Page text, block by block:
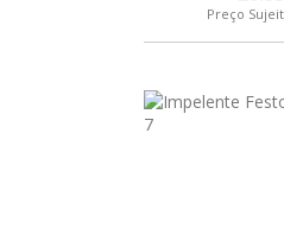
Preço